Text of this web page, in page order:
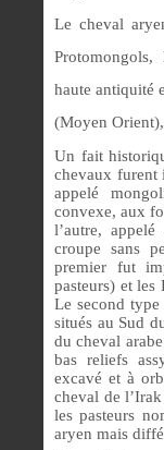
Le cheval
haute antiquité
(Moyen
Un fait
chevaux furent
appelé
convexe, aux
l’autre,
croupe sans
premier fut
pasteurs) et les
Le second
situés au Sud
du cheval
bas reliefs
excavé et à
cheval de
les pasteurs
aryen mais